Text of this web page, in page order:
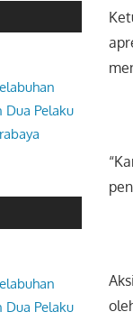
Pelaku
Pelaku